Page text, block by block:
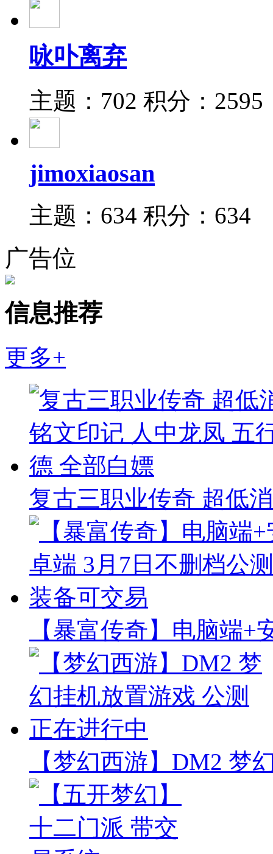
咏卟离弃
主题：702 积分：2595
jimoxiaosan
主题：634 积分：634
广告位
信息推荐
更多+
复古三职业传奇 超低
【暴富传奇】电脑端+
【梦幻西游】DM2 梦